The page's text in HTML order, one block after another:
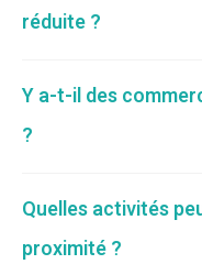
réduite ?
Y a-t-il des
?
Quelles activités
proximité ?